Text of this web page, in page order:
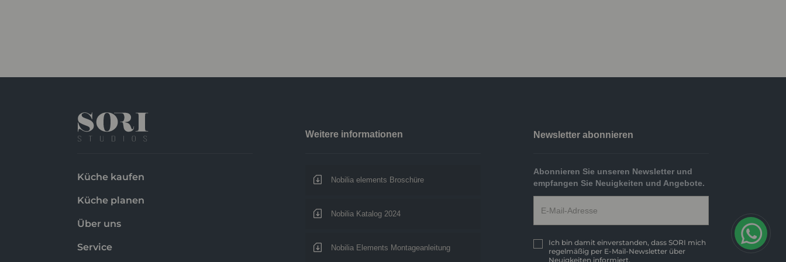
Küche kaufen
Küche planen
Über uns
Service
Weitere informationen
Nobilia elements Broschüre
Nobilia Katalog 2024
Nobilia Elements Montageanleitung
Newsletter abonnieren
Abonnieren Sie unseren Newsletter und
empfangen Sie Neuigkeiten und Angebote.
Ich bin damit einverstanden, dass SORI mich
regelmäßig per E-Mail-Newsletter über
Neuigkeiten informiert.